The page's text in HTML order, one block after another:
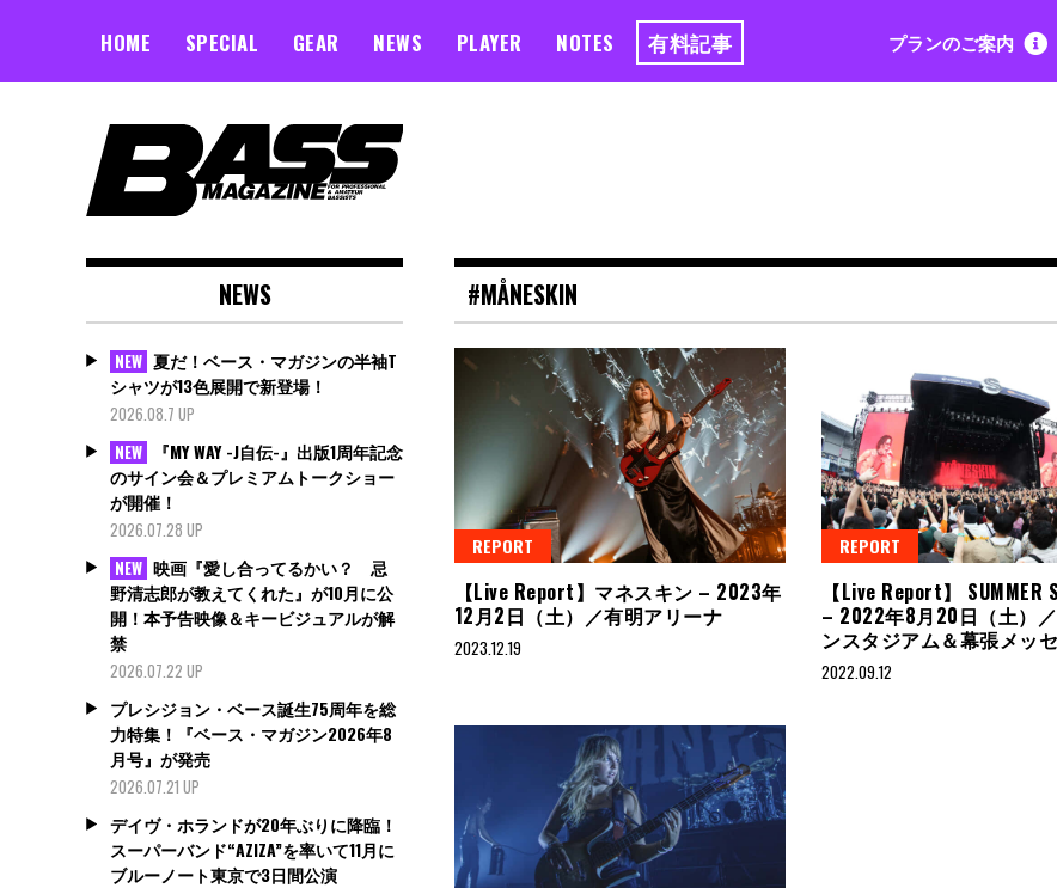
HOME SPECIAL GEAR NEWS PLAYER NOTES 有料記事 プランのご案内
#MÅNESKIN
REPORT
【Live Report】マネスキン – 2023年
12月2日（土）／有明アリーナ
2023.12.19
REPORT
【Live Report】 SUMMER
– 2022年8月20日（土）／
ンスタジアム＆幕張メッセ
2022.09.12
NEWS
NEW 夏だ！ベース・マガジンの半袖T
シャツが13色展開で新登場！
2026.08.7 UP
NEW
『MY WAY -J自伝-』出版1周年記念
のサイン会＆プレミアムトークショー
が開催！
2026.07.28 UP
NEW 映画『愛し合ってるかい？ 忌
野清志郎が教えてくれた』が10月に公
開！本予告映像＆キービジュアルが解
禁
2026.07.22 UP
プレシジョン・ベース誕生75周年を総
力特集！『ベース・マガジン2026年8
月号』が発売
2026.07.21 UP
デイヴ・ホランドが20年ぶりに降臨！
スーパーバンド“AZIZA”を率いて11月に
ブルーノート東京で3日間公演